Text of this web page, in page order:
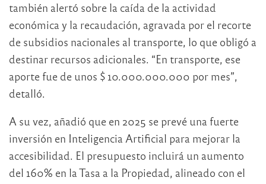
también alertó sobre la caída de la actividad
económica y la recaudación, agravada por el recorte
de subsidios nacionales al transporte, lo que obligó a
destinar recursos adicionales. “En transporte, ese
aporte fue de unos $ 10.000.000.000 por mes”,
detalló.
A su vez, añadió que en 2025 se prevé una fuerte
inversión en Inteligencia Artificial para mejorar la
accesibilidad. El presupuesto incluirá un aumento
del 160% en la Tasa a la Propiedad, alineado con el